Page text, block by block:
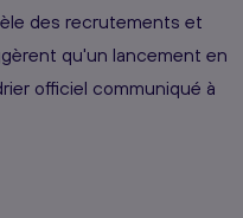
des recrutements et
qu'un lancement en
officiel communiqué à